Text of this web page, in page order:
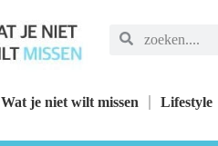
Wat je niet wilt missen Lifestyle